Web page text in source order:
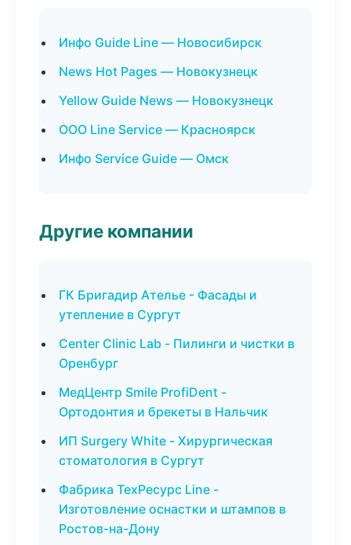
Инфо Guide Line — Новосибирск
News Hot Pages — Новокузнецк
Yellow Guide News — Новокузнецк
ООО Line Service — Красноярск
Инфо Service Guide — Омск
Другие компании
ГК Бригадир Ателье - Фасады и
утепление в Сургут
Center Clinic Lab - Пилинги и чистки в
Оренбург
МедЦентр Smile ProfiDent -
Ортодонтия и брекеты в Нальчик
ИП Surgery White - Хирургическая
стоматология в Сургут
Фабрика ТехРесурс Line -
Изготовление оснастки и штампов в
Ростов-на-Дону